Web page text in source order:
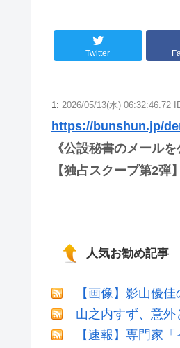
Twitter
1: 2026/05/13(水) 06:32:46.72
https://bunshun.jp/
《公設秘書のメール
【独占スクープ第2弾】
人気お勧め記事
【画像】影山優
山之内すず、意
【速報】専門家